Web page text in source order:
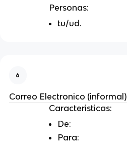
Personas:
tu/ud.
6
Correo Electronico (informal)
Caracteristicas:
De:
Para: